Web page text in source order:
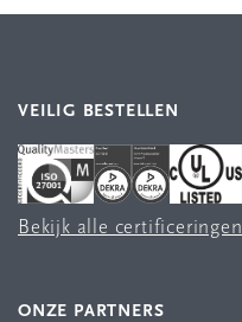
VEILIG BESTELLEN
Bekijk alle certificeringen
ONZE PARTNERS